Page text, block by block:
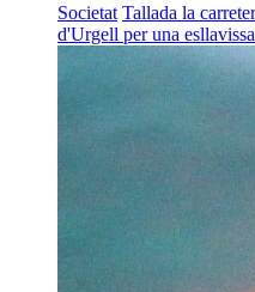
Societat Tallada la
d'Urgell per una